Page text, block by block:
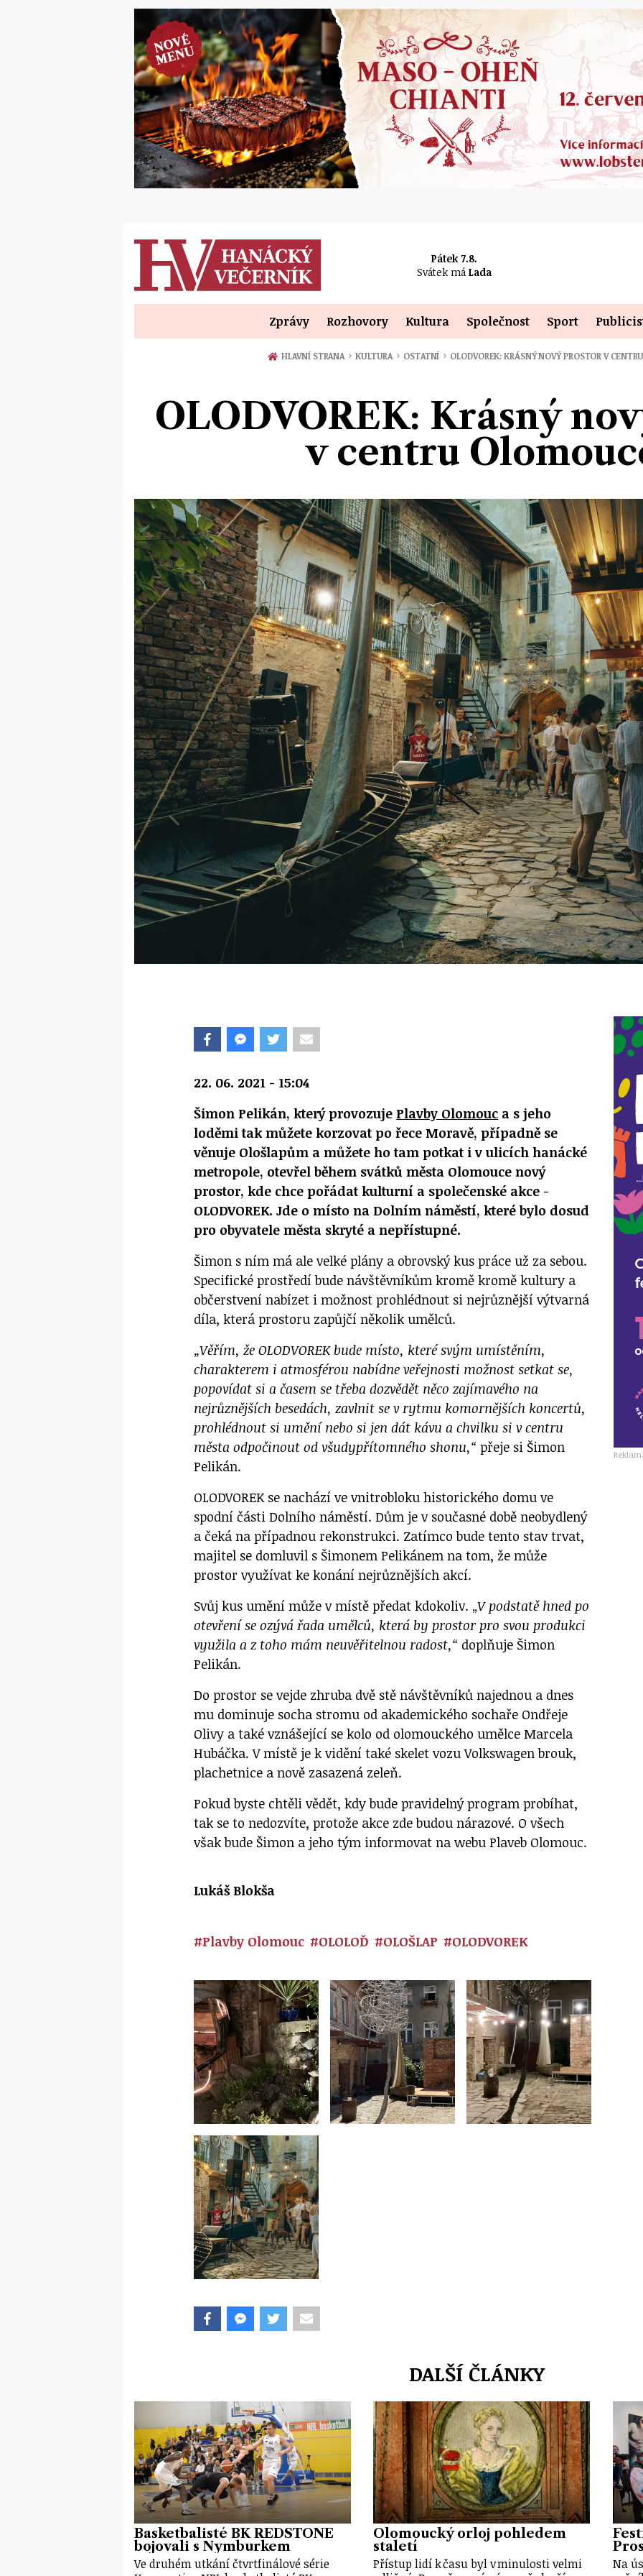
Pátek 7.8.
Svátek má Lada
Zprávy Rozhovory Kultura Společnost Sport
HLAVNÍ STRANA › KULTURA › OSTATNÍ › OLODVOREK: KRÁSNÝ NOVÝ PROSTOR V
OLODVOREK: Krásný
v centru
22. 06. 2021 - 15:04
Šimon Pelikán, který provozujePlavby Olomouc a s jeho
loděmi tak můžete korzovat po řece Moravě, případně se
věnuje Ološlapům a můžete ho tam potkat i v ulicích hanácké
metropole, otevřel během svátků města Olomouce nový
prostor, kde chce pořádat kulturní a společenské akce -
OLODVOREK. Jde o místo na Dolním náměstí, které bylo dosud
pro obyvatele města skryté a nepřístupné.
Šimon s ním má ale velké plány a obrovský kus práce už za sebou.
Specifické prostředí bude návštěvníkům kromě kromě kultury a
občerstvení nabízet i možnost prohlédnout si nejrůznější výtvarná
díla, která prostoru zapůjčí několik umělců.
„Věřím, že OLODVOREK bude místo, které svým umístěním,
charakterem i atmosférou nabídne veřejnosti možnost setkat se,
popovídat si a časem se třeba dozvědět něco zajímavého na
nejrůznějších besedách, zavlnit se v rytmu komornějších koncertů,
prohlédnout si umění nebo si jen dát kávu a chvilku si v centru
města odpočinout od všudypřítomného shonu,“ přeje si Šimon
Pelikán.
OLODVOREK se nachází ve vnitrobloku historického domu ve
spodní části Dolního náměstí. Dům je v současné době neobydlený
a čeká na případnou rekonstrukci. Zatímco bude tento stav trvat,
majitel se domluvil s Šimonem Pelikánem na tom, že může
prostor využívat ke konání nejrůznějších akcí.
Svůj kus umění může v místě předat kdokoliv. „V podstatě hned po
otevření se ozývá řada umělců, která by prostor pro svou produkci
využila a z toho mám neuvěřitelnou radost,“ doplňuje Šimon
Pelikán.
Do prostor se vejde zhruba dvě stě návštěvníků najednou a dnes
mu dominuje socha stromu od akademického sochaře Ondřeje
Olivy a také vznášející se kolo od olomouckého umělce Marcela
Hubáčka. V místě je k vidění také skelet vozu Volkswagen brouk,
plachetnice a nově zasazená zeleň.
Pokud byste chtěli vědět, kdy bude pravidelný program probíhat,
tak se to nedozvíte, protože akce zde budou nárazové. O všech
však bude Šimon a jeho tým informovat na webu Plaveb Olomouc.
Lukáš Blokša
#Plavby Olomouc #OLOLOĎ #OLOŠLAP #OLODVOREK
DALŠÍ ČLÁNKY
Basketbalisté BK REDSTONE
bojovali s Nymburkem
Ve druhém utkání čtvrtfinálové série
Olomoucký orloj pohledem
staletí
Přístup lidí k času byl v minulosti velmi
Na